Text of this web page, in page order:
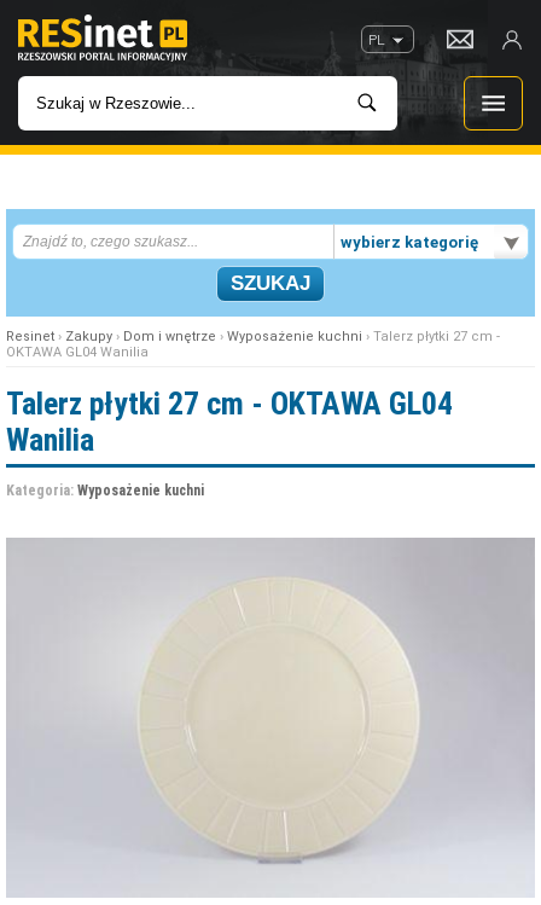
PL
INWESTYCJE
IMPREZY
W KINACH
W RZESZOWIE
wybierz kategorię
Resinet › Zakupy › Dom i wnętrze › Wyposażenie kuchni › Talerz płytki 27 cm -
OKTAWA GL04 Wanilia
Talerz płytki 27 cm - OKTAWA GL04
Wanilia
Kategoria: Wyposażenie kuchni